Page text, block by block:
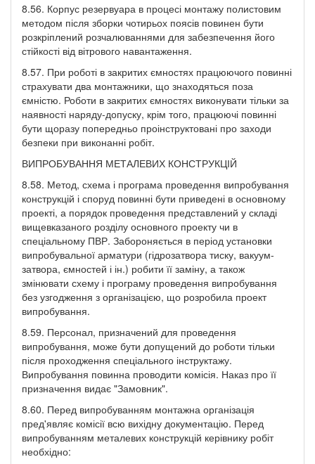
8.56. Корпус резервуара в процесі монтажу полистовим
методом після зборки чотирьох поясів повинен бути
розкріплений розчалюваннями для забезпечення його
стійкості від вітрового навантаження.
8.57. При роботі в закритих ємностях працюючого повинні
страхувати два монтажники, що знаходяться поза
ємністю. Роботи в закритих ємностях виконувати тільки за
наявності наряду-допуску, крім того, працюючі повинні
бути щоразу попередньо проінструктовані про заходи
безпеки при виконанні робіт.
ВИПРОБУВАННЯ МЕТАЛЕВИХ КОНСТРУКЦІЙ
8.58. Метод, схема і програма проведення випробування
конструкцій і споруд повинні бути приведені в основному
проекті, а порядок проведення представлений у складі
вищевказаного розділу основного проекту чи в
спеціальному ПВР. Забороняється в період установки
випробувальної арматури (гідрозатвора тиску, вакуум-
затвора, ємностей і ін.) робити її заміну, а також
змінювати схему і програму проведення випробування
без узгодження з організацією, що розробила проект
випробування.
8.59. Персонал, призначений для проведення
випробування, може бути допущений до роботи тільки
після проходження спеціального інструктажу.
Випробування повинна проводити комісія. Наказ про її
призначення видає "Замовник".
8.60. Перед випробуванням монтажна організація
пред'являє комісії всю вихідну документацію. Перед
випробуванням металевих конструкцій керівнику робіт
необхідно: